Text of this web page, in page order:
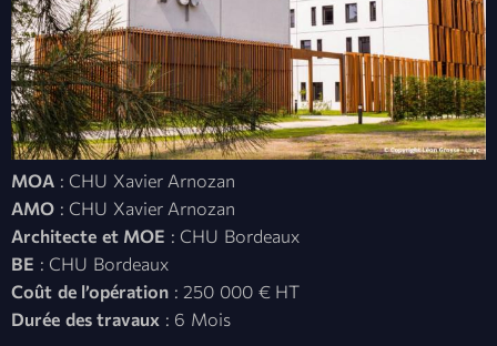
MOA : CHU Xavier Arnozan
AMO : CHU Xavier Arnozan
Architecte et MOE : CHU Bordeaux
BE : CHU Bordeaux
Coût de l’opération : 250 000 € HT
Durée des travaux : 6 Mois